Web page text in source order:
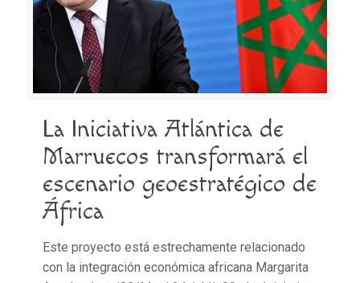
La Iniciativa Atlántica de
Marruecos transformará el
escenario geoestratégico de
África
Este proyecto está estrechamente relacionado
con la integración económica africana Margarita